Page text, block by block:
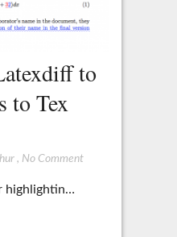
to
to Tex
, No Comment
highlightin…